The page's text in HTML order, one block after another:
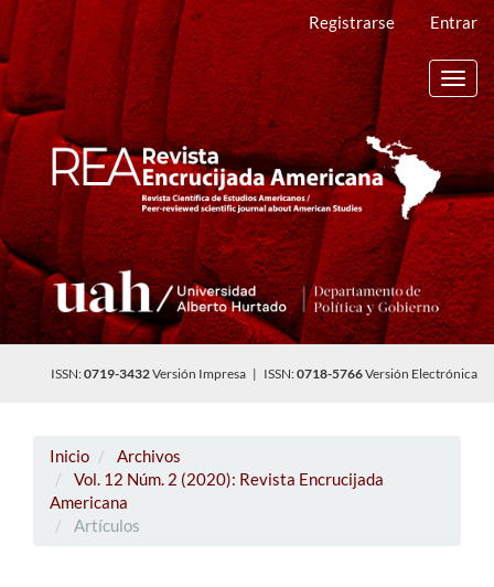
Navegación
principal
Contenido
principal
Barra
lateral
Registrarse Entrar
ISSN:0719-3432Versión Impresa | ISSN:0718-5766Versión Electrónica
Inicio
Archivos
Vol. 12 Núm. 2 (2020): Revista Encrucijada
Americana
Artículos